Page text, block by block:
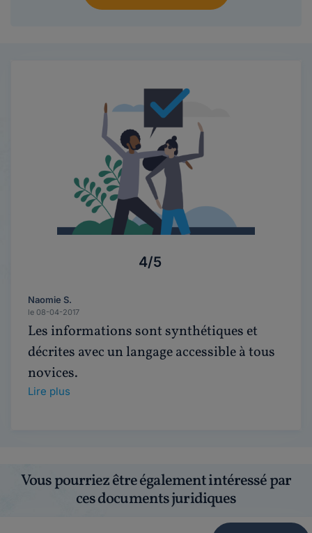
4/5
Naomie S.
le 08-04-2017
Les informations sont synthétiques et
décrites avec un langage accessible à tous
novices.
Lire plus
Vous pourriez être également intéressé par
ces documents juridiques